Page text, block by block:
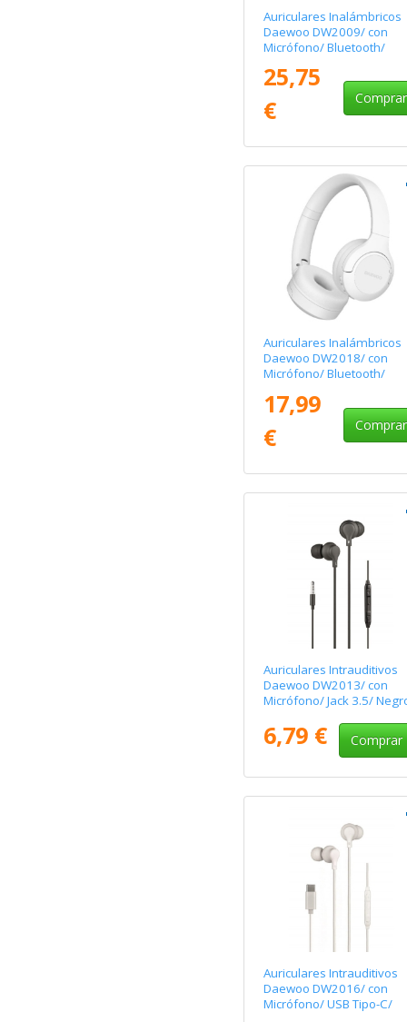
Auriculares Inalámbricos
Daewoo DW2009/ con
Micrófono/ Bluetooth/
25,75
€
Comprar
Auriculares Inalámbricos
Daewoo DW2018/ con
Micrófono/ Bluetooth/
17,99
€
Comprar
Auriculares Intrauditivos
Daewoo DW2013/ con
Micrófono/ Jack 3.5/
6,79 € Comprar
Auriculares Intrauditivos
Daewoo DW2016/ con
Micrófono/ USB Tipo-C/